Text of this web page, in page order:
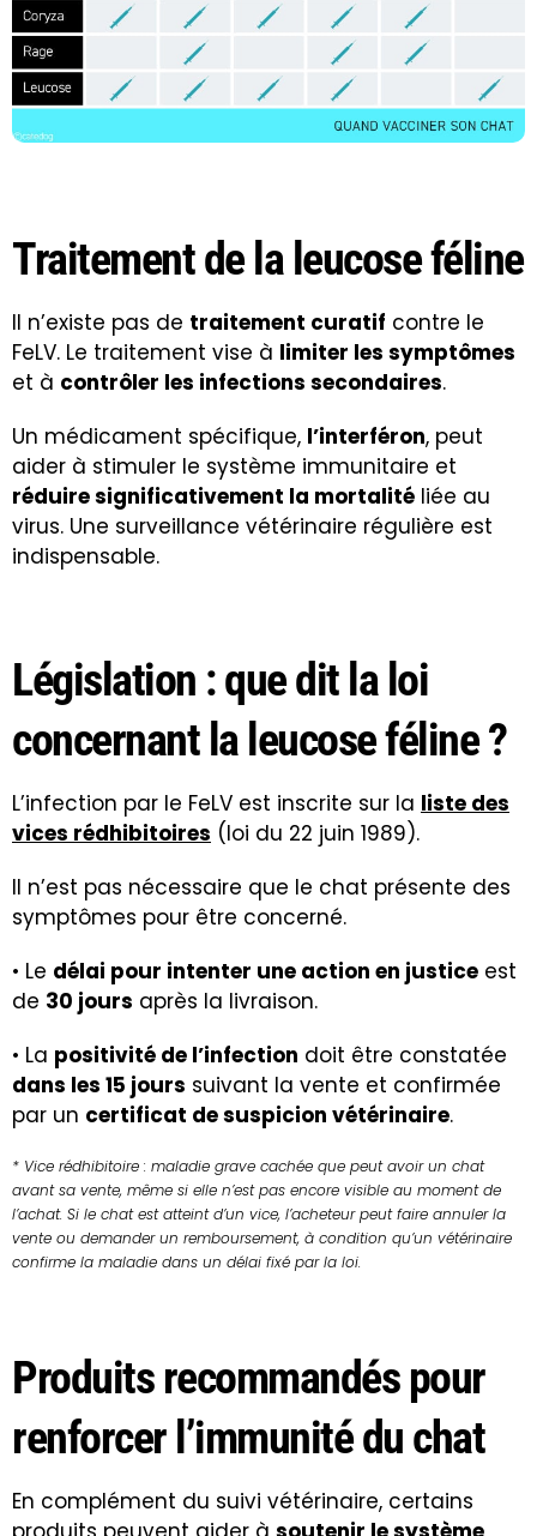
Traitement de la leucose féline
Il n’existe pas de traitement curatif contre le
FeLV. Le traitement vise à limiter les symptômes
et à contrôler les infections secondaires.
Un médicament spécifique, l’interféron, peut
aider à stimuler le système immunitaire et
réduire significativement la mortalité liée au
virus. Une surveillance vétérinaire régulière est
indispensable.
Législation : que dit la loi
concernant la leucose féline ?
L’infection par le FeLV est inscrite sur la liste des
vices rédhibitoires (loi du 22 juin 1989).
Il n’est pas nécessaire que le chat présente des
symptômes pour être concerné.
• Le délai pour intenter une action en justice est
de 30 jours après la livraison.
• La positivité de l’infection doit être constatée
dans les 15 jours suivant la vente et confirmée
par un certificat de suspicion vétérinaire.
* Vice rédhibitoire : maladie grave cachée que peut avoir un chat
avant sa vente, même si elle n’est pas encore visible au moment de
l’achat. Si le chat est atteint d’un vice, l’acheteur peut faire annuler la
vente ou demander un remboursement, à condition qu’un vétérinaire
confirme la maladie dans un délai fixé par la loi.
Produits recommandés pour
renforcer l’immunité du chat
En complément du suivi vétérinaire, certains